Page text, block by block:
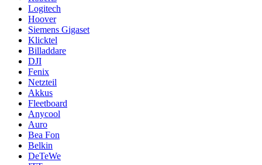
Logitech
Hoover
Siemens Gigaset
Klicktel
Billaddare
DJI
Fenix
Netzteil
Akkus
Fleetboard
Anycool
Auro
Bea Fon
Belkin
DeTeWe